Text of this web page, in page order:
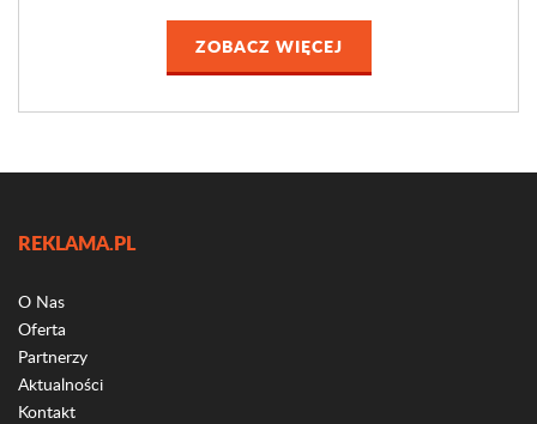
ZOBACZ WIĘCEJ
REKLAMA.PL
O Nas
Oferta
Partnerzy
Aktualności
Kontakt